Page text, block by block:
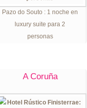
Pazo do Souto : 1 noche en
luxury suite para 2
personas
A Coruña